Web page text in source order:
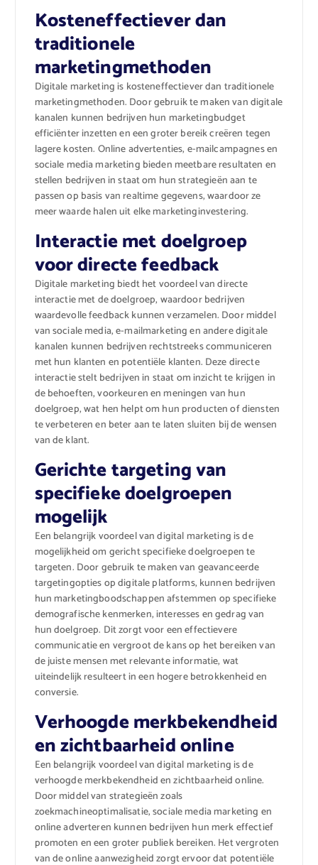
Kosteneffectiever dan
traditionele
marketingmethoden
Digitale marketing is kosteneffectiever dan traditionele
marketingmethoden. Door gebruik te maken van digitale
kanalen kunnen bedrijven hun marketingbudget
efficiënter inzetten en een groter bereik creëren tegen
lagere kosten. Online advertenties, e-mailcampagnes en
sociale media marketing bieden meetbare resultaten en
stellen bedrijven in staat om hun strategieën aan te
passen op basis van realtime gegevens, waardoor ze
meer waarde halen uit elke marketinginvestering.
Interactie met doelgroep
voor directe feedback
Digitale marketing biedt het voordeel van directe
interactie met de doelgroep, waardoor bedrijven
waardevolle feedback kunnen verzamelen. Door middel
van sociale media, e-mailmarketing en andere digitale
kanalen kunnen bedrijven rechtstreeks communiceren
met hun klanten en potentiële klanten. Deze directe
interactie stelt bedrijven in staat om inzicht te krijgen in
de behoeften, voorkeuren en meningen van hun
doelgroep, wat hen helpt om hun producten of diensten
te verbeteren en beter aan te laten sluiten bij de wensen
van de klant.
Gerichte targeting van
specifieke doelgroepen
mogelijk
Een belangrijk voordeel van digital marketing is de
mogelijkheid om gericht specifieke doelgroepen te
targeten. Door gebruik te maken van geavanceerde
targetingopties op digitale platforms, kunnen bedrijven
hun marketingboodschappen afstemmen op specifieke
demografische kenmerken, interesses en gedrag van
hun doelgroep. Dit zorgt voor een effectievere
communicatie en vergroot de kans op het bereiken van
de juiste mensen met relevante informatie, wat
uiteindelijk resulteert in een hogere betrokkenheid en
conversie.
Verhoogde merkbekendheid
en zichtbaarheid online
Een belangrijk voordeel van digital marketing is de
verhoogde merkbekendheid en zichtbaarheid online.
Door middel van strategieën zoals
zoekmachineoptimalisatie, sociale media marketing en
online adverteren kunnen bedrijven hun merk effectief
promoten en een groter publiek bereiken. Het vergroten
van de online aanwezigheid zorgt ervoor dat potentiële